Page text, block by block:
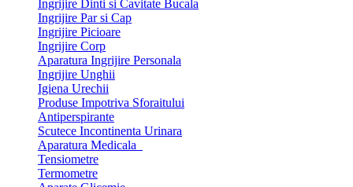
Ingrijire Dinti si Cavitate Bucala
Ingrijire Par si Cap
Ingrijire Picioare
Ingrijire Corp
Aparatura Ingrijire Personala
Ingrijire Unghii
Igiena Urechii
Produse Impotriva Sforaitului
Antiperspirante
Scutece Incontinenta Urinara
Aparatura Medicala
Tensiometre
Termometre